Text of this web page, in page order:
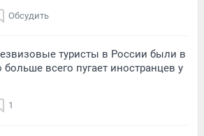
Обсудить
туристы в России были в
больше всего пугает иностранцев у
1